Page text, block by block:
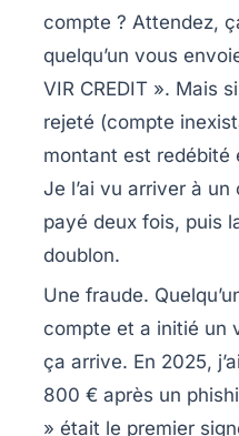
compte ? Attendez,
quelqu’un vous
VIR CREDIT ». Mais
rejeté (compte
montant est redébité
Je l’ai vu arriver à
payé deux fois, puis
doublon.
Une fraude.
compte et a initié un
ça arrive. En 2025,
800 € après un
» était le premier